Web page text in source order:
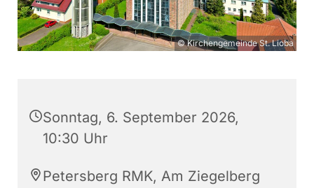
© Kirchengemeinde St. Lioba
Sonntag, 6. September 2026,
10:30 Uhr
Petersberg RMK, Am Ziegelberg